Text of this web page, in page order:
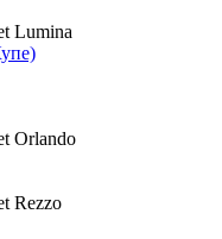
Lumina
Orlando
Rezzo